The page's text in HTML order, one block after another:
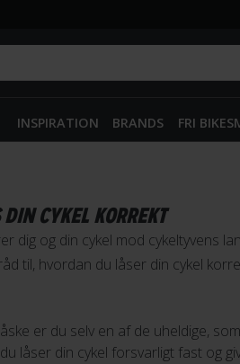
INSPIRATION BRANDS FRI
CYKEL KORREKT
dig og din cykel mod cykeltyvens
til, hvordan du låser din cykel
er du selv en af de uheldige,
låser din cykel forsvarligt fast og